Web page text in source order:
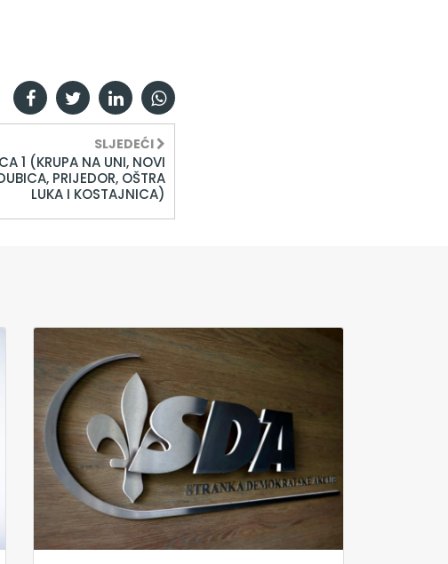
SLJEDEĆI
1 (KRUPA NA UNI, NOVI
PRIJEDOR, OŠTRA
LUKA I KOSTAJNICA)